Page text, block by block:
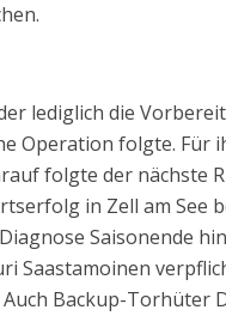
lediglich die
Operation folgte. Für
folgte der nächste
in Zell am See
Saisonende
Saastamoinen
Backup-Torhüter